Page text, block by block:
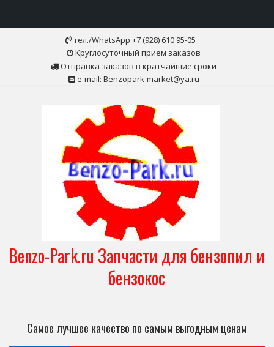
тел./WhatsApp +7 (928) 610 95-05
Круглосуточный прием заказов
Отправка заказов в кратчайшие сроки
e-mail: Benzopark-market@ya.ru
Benzo-Park.ru Запчасти для бензопил и
бензокос
Самое лучшее качество по самым выгодным ценам